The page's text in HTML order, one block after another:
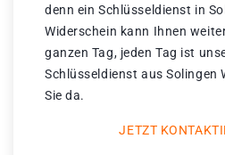
denn ein Schlüsseldienst in
Widerschein kann Ihnen
ganzen Tag, jeden Tag ist
Schlüsseldienst aus Solingen
Sie da.
JETZT